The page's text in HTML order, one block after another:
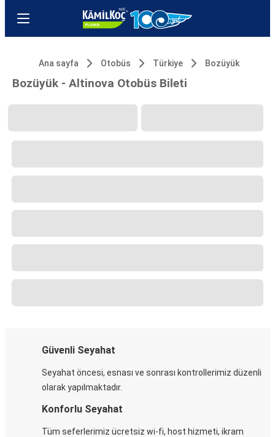
Ana sayfa Otobüs Türkiye Bozüyük
Bozüyük - Altinova Otobüs Bileti
Güvenli Seyahat
Seyahat öncesi, esnası ve sonrası kontrollerimiz düzenli
olarak yapılmaktadır.
Konforlu Seyahat
Tüm seferlerimiz ücretsiz wi-fi, host hizmeti, ikram